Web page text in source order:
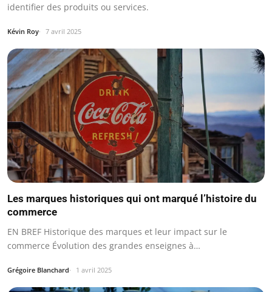
identifier des produits ou services.
Kévin Roy 7 avril 2025
Les marques historiques qui ont marqué l’histoire du
commerce
EN BREF Historique des marques et leur impact sur le
commerce Évolution des grandes enseignes à…
Grégoire Blanchard 1 avril 2025